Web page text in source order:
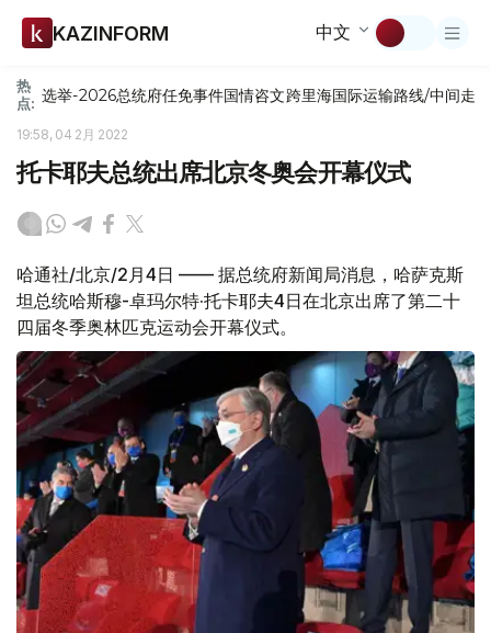
KAZINFORM 中文
热
点: 选举-2026总统府任免事件国情咨文跨里海国际运输路线/中间走廊
19:58, 04 2月 2022
托卡耶夫总统出席北京冬奥会开幕仪式
哈通社/北京/2月4日 —— 据总统府新闻局消息，哈萨克斯
坦总统哈斯穆-卓玛尔特·托卡耶夫4日在北京出席了第二十
四届冬季奥林匹克运动会开幕仪式。